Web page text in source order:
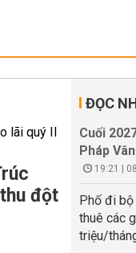
đột
ĐỌC
Cuối
Pháp
19:21 |
Phố đi
thuê các
triệu/